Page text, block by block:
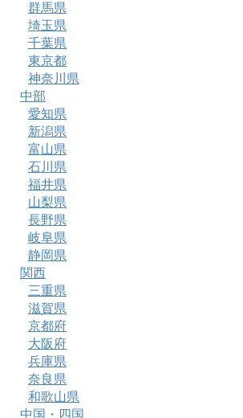
群馬県
埼玉県
千葉県
東京都
神奈川県
中部
愛知県
新潟県
富山県
石川県
福井県
山梨県
長野県
岐阜県
静岡県
関西
三重県
滋賀県
京都府
大阪府
兵庫県
奈良県
和歌山県
中国・四国